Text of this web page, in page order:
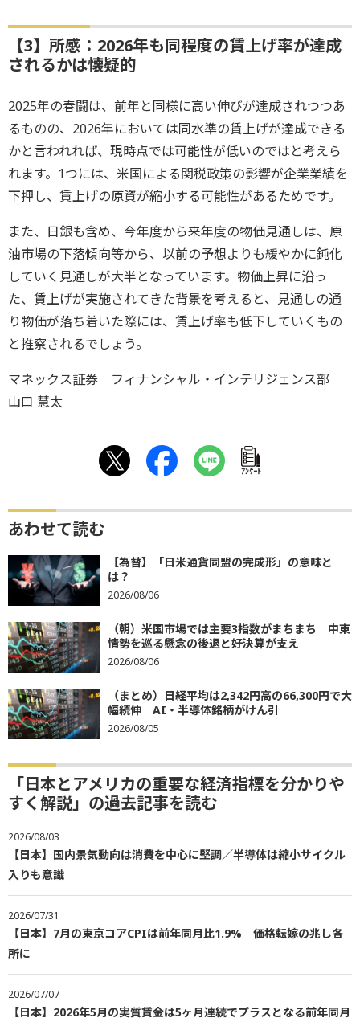
【3】所感：2026年も同程度の賃上げ率が達成
されるかは懐疑的
2025年の春闘は、前年と同様に高い伸びが達成されつつあ
るものの、2026年においては同水準の賃上げが達成できる
かと言われれば、現時点では可能性が低いのではと考えら
れます。1つには、米国による関税政策の影響が企業業績を
下押し、賃上げの原資が縮小する可能性があるためです。
また、日銀も含め、今年度から来年度の物価見通しは、原
油市場の下落傾向等から、以前の予想よりも緩やかに鈍化
していく見通しが大半となっています。物価上昇に沿っ
た、賃上げが実施されてきた背景を考えると、見通しの通
り物価が落ち着いた際には、賃上げ率も低下していくもの
と推察されるでしょう。
マネックス証券 フィナンシャル・インテリジェンス部
山口 慧太
ｱﾝｹｰﾄ
あわせて読む
【為替】「日米通貨同盟の完成形」の意味と
は？
2026/08/06
（朝）米国市場では主要3指数がまちまち 中東
情勢を巡る懸念の後退と好決算が支え
2026/08/06
（まとめ）日経平均は2,342円高の66,300円で大
幅続伸 AI・半導体銘柄がけん引
2026/08/05
「日本とアメリカの重要な経済指標を分かりや
すく解説」の過去記事を読む
2026/08/03
【日本】国内景気動向は消費を中心に堅調／半導体は縮小サイクル
入りも意識
2026/07/31
【日本】7月の東京コアCPIは前年同月比1.9% 価格転嫁の兆し各
所に
2026/07/07
【日本】2026年5月の実質賃金は5ヶ月連続でプラスとなる前年同月